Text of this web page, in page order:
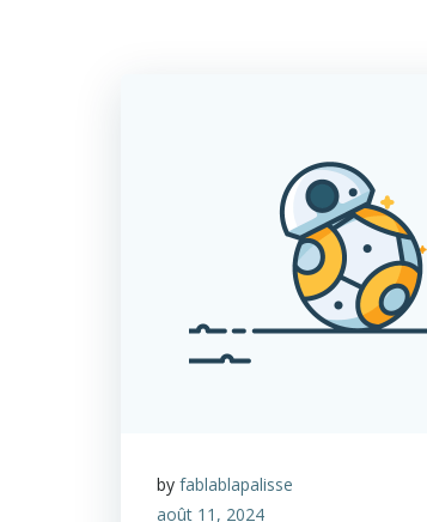
by fablablapalisse
août 11, 2024